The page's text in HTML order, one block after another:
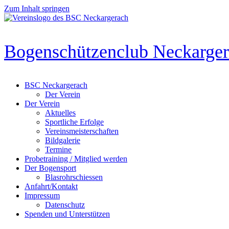
Zum Inhalt springen
Bogenschützenclub
BSC Neckargerach
Der Verein
Der Verein
Aktuelles
Sportliche Erfolge
Vereinsmeisterschaften
Bildgalerie
Termine
Probetraining / Mitglied werden
Der Bogensport
Blasrohrschiessen
Anfahrt/Kontakt
Impressum
Datenschutz
Spenden und Unterstützen